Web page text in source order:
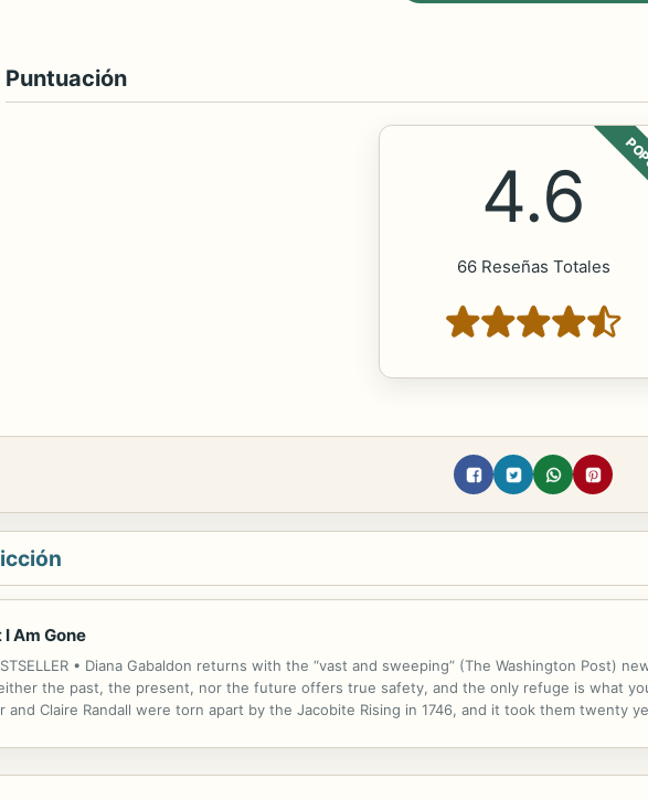
Puntuación
4.6
66 Reseñas Totales
Am Gone
• Diana Gabaldon returns with the “vast and sweeping” (The Washington Post)
the past, the present, nor the future offers true safety, and the only refuge is what
and Claire Randall were torn apart by the Jacobite Rising in 1746, and it took them twenty